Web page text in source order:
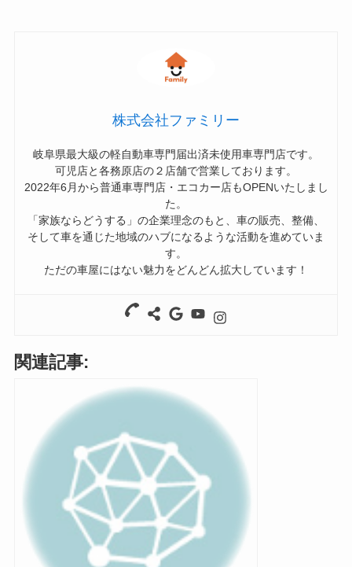
株式会社ファミリー
岐阜県最大級の軽自動車専門届出済未使用車専門店です。
可児店と各務原店の２店舗で営業しております。
2022年6月から普通車専門店・エコカー店もOPENいたしまし
た。
「家族ならどうする」の企業理念のもと、車の販売、整備、
そして車を通じた地域のハブになるような活動を進めていま
す。
ただの車屋にはない魅力をどんどん拡大しています！
関連記事: